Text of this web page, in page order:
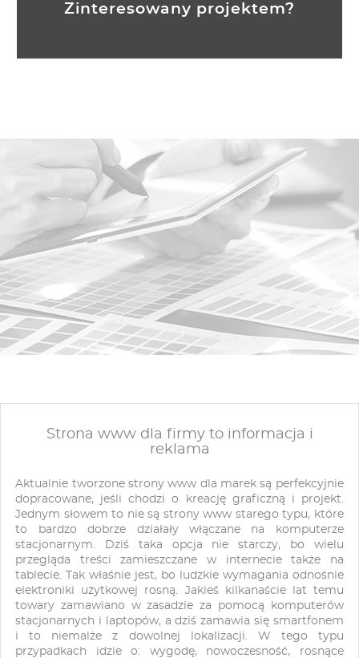
Zinteresowany projektem?
Strona www dla firmy to informacja i
reklama
Aktualnie tworzone strony www dla marek są perfekcyjnie
dopracowane, jeśli chodzi o kreację graficzną i projekt.
Jednym słowem to nie są strony www starego typu, które
to bardzo dobrze działały włączane na komputerze
stacjonarnym. Dziś taka opcja nie starczy, bo wielu
przegląda treści zamieszczane w internecie także na
tablecie. Tak właśnie jest, bo ludzkie wymagania odnośnie
elektroniki użytkowej rosną. Jakieś kilkanaście lat temu
towary zamawiano w zasadzie za pomocą komputerów
stacjonarnych i laptopów, a dziś zamawia się smartfonem
i to niemalże z dowolnej lokalizacji. W tego typu
przypadkach idzie o: wygodę, nowoczesność, rosnące